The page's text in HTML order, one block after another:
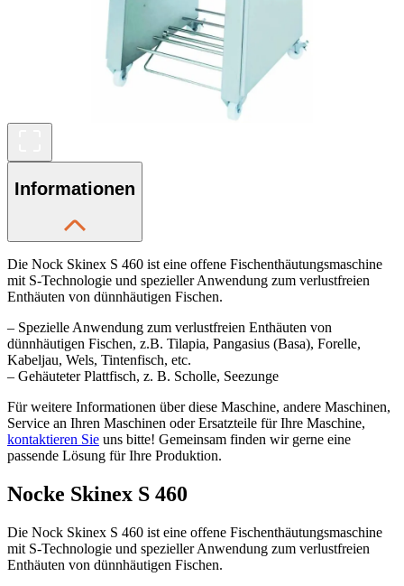
Informationen
Die Nock Skinex S 460 ist eine offene Fischenthäutungsmaschine
mit S-Technologie und spezieller Anwendung zum verlustfreien
Enthäuten von dünnhäutigen Fischen.
– Spezielle Anwendung zum verlustfreien Enthäuten von
dünnhäutigen Fischen, z.B. Tilapia, Pangasius (Basa), Forelle,
Kabeljau, Wels, Tintenfisch, etc.
– Gehäuteter Plattfisch, z. B. Scholle, Seezunge
Für weitere Informationen über diese Maschine, andere Maschinen,
Service an Ihren Maschinen oder Ersatzteile für Ihre Maschine,
kontaktieren Sie uns bitte! Gemeinsam finden wir gerne eine
passende Lösung für Ihre Produktion.
Nocke Skinex S 460
Die Nock Skinex S 460 ist eine offene Fischenthäutungsmaschine
mit S-Technologie und spezieller Anwendung zum verlustfreien
Enthäuten von dünnhäutigen Fischen.